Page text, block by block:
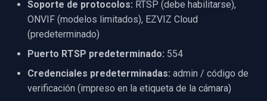
Motores X
Texto en Fotograma de
VideoView Establecer
Imagen Personalizada
Servidor RTSP
Compositor de Video en Vivo
Puente
algunos modelos
Preguntas Frecuentes
Recursos Relacionados
Crossbar de Entrada de
Renderizador de Video
Soporte de protocolos: RTSP (debe habilitarse),
ONVIF (modelos limitados), EZVIZ Cloud
(predeterminado)
Puerto RTSP predeterminado: 554
Credenciales predeterminadas: admin / código de
verificación (impreso en la etiqueta de la cámara)